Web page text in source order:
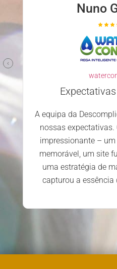
Nuno
A equipa da
nossas
impressionante –
memorável, um site
uma estratégia de
capturou a essência